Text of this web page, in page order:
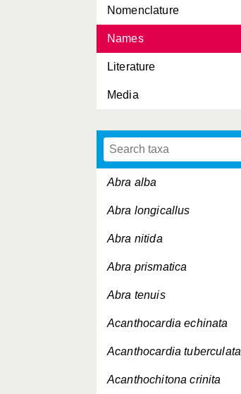
Nomenclature
Names
Literature
Media
Abra alba
Abra longicallus
Abra nitida
Abra prismatica
Abra tenuis
Acanthocardia echinata
Acanthocardia tuberculata
Acanthochitona crinita